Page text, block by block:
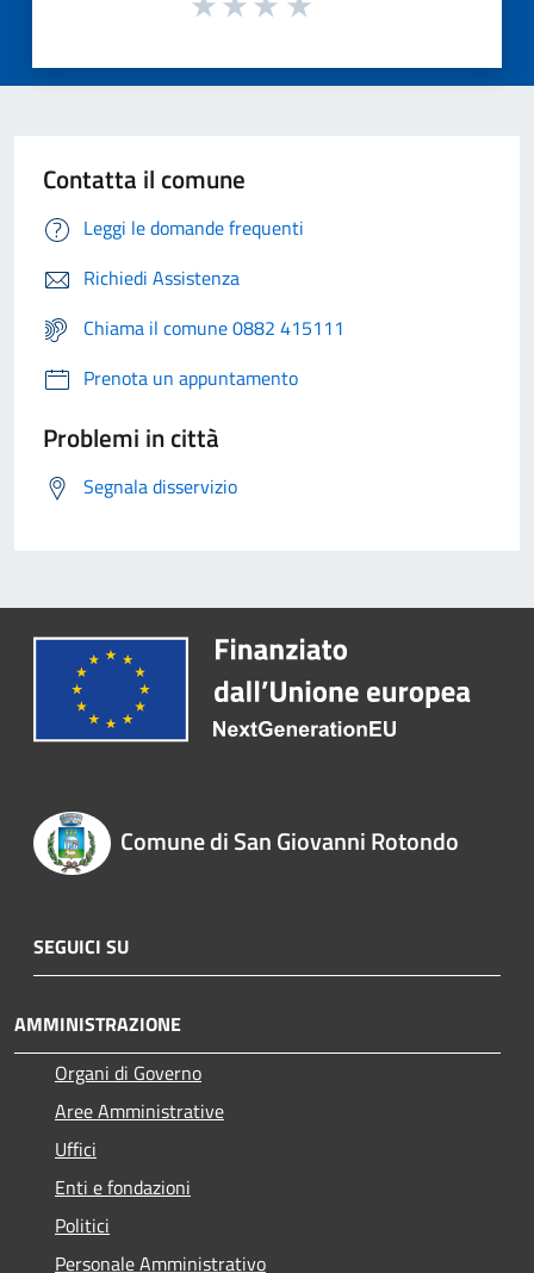
Contatta il comune
Leggi le domande frequenti
Richiedi Assistenza
Chiama il comune 0882 415111
Prenota un appuntamento
Problemi in città
Segnala disservizio
Comune di San Giovanni Rotondo
SEGUICI SU
AMMINISTRAZIONE
Organi di Governo
Aree Amministrative
Uffici
Enti e fondazioni
Politici
Personale Amministrativo